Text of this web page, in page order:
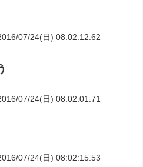
07/24(日) 08:02:12.62
07/24(日) 08:02:01.71
07/24(日) 08:02:15.53